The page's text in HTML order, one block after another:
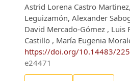
Astrid Lorena Castro
Leguizamón, Alexander
David Mercado-Gómez , Luis
Castillo , María Eugenia
https://doi.org/10.14483/
e24471